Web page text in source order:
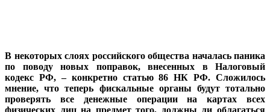
В некоторых слоях российского общества началась паника
по поводу новых поправок, внесенных в Налоговый
кодекс РФ, – конкретно статью 86 НК РФ. Сложилось
мнение, что теперь фискальные органы будут тотально
проверять все денежные операции на картах всех
физических лиц на предмет того, должны ли облагаться